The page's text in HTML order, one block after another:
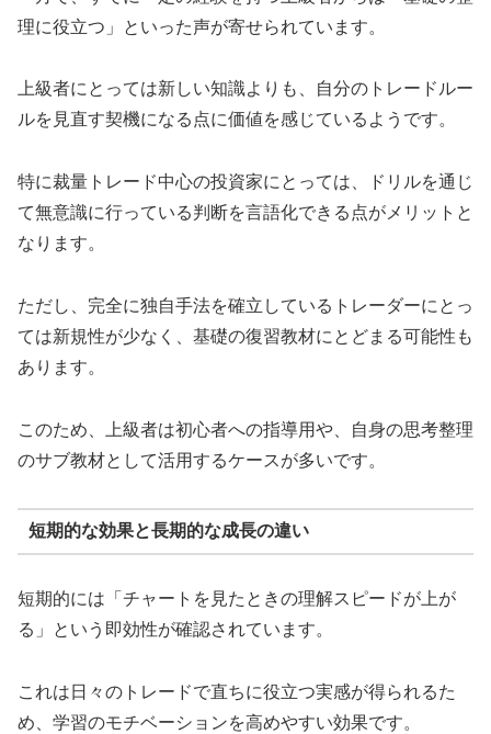
理に役立つ」といった声が寄せられています。
上級者にとっては新しい知識よりも、自分のトレードルー
ルを見直す契機になる点に価値を感じているようです。
特に裁量トレード中心の投資家にとっては、ドリルを通じ
て無意識に行っている判断を言語化できる点がメリットと
なります。
ただし、完全に独自手法を確立しているトレーダーにとっ
ては新規性が少なく、基礎の復習教材にとどまる可能性も
あります。
このため、上級者は初心者への指導用や、自身の思考整理
のサブ教材として活用するケースが多いです。
短期的な効果と長期的な成長の違い
短期的には「チャートを見たときの理解スピードが上が
る」という即効性が確認されています。
これは日々のトレードで直ちに役立つ実感が得られるた
め、学習のモチベーションを高めやすい効果です。